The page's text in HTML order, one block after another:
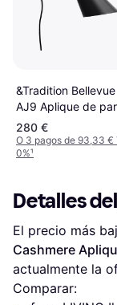
&Tradition Bellevue
AJ9 Aplique de
∅ 16.7cm
280 €
O 3 pagos de 93,33 €
0%¹
Detalles
El precio más
Cashmere
actualmente la
Comparar: